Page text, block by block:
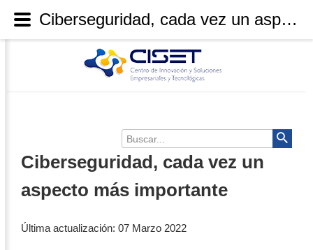
Buscar...
Ciberseguridad, cada vez un
aspecto más importante
Última actualización: 07 Marzo 2022
Ciberseguridad, cada vez un aspecto más importante